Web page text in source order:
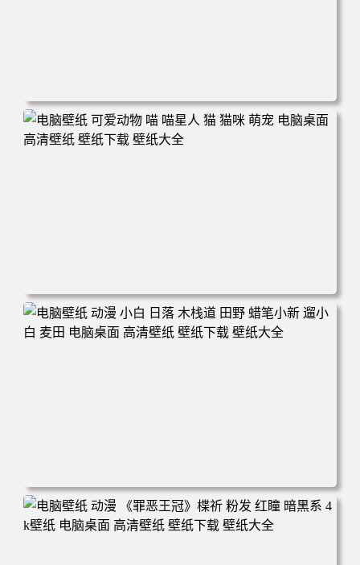
电脑壁纸 动漫 冬季 公交车 朱迪狐尼克 4K 电脑壁纸 3840x2
160 电脑桌面 高清壁纸 壁纸下载 壁纸大全
电脑壁纸 可爱动物 喵 喵星人 猫 猫咪 萌宠 电脑桌面 高清壁
纸 壁纸下载 壁纸大全
电脑壁纸 动漫 小白 日落 木栈道 田野 蜡笔小新 遛小白 麦田
电脑桌面 高清壁纸 壁纸下载 壁纸大全